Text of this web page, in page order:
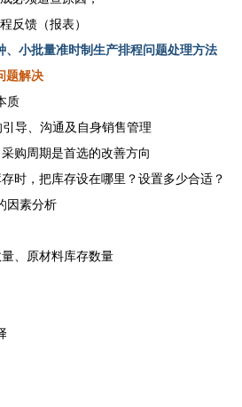
反馈（报表）
、小批量准时制生产排程问题处理方法
题解决
质
导、沟通及自身销售管理
购周期是首选的改善方向
时，把库存设在哪里？设置多少合适？
因素分析
、原材料库存数量